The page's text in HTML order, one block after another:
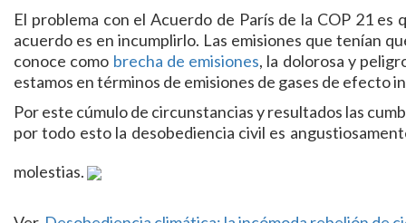
El problema con el Acuerdo de París de la COP 21
acuerdo es en incumplirlo. Las emisiones que tenían
conoce como brecha de emisiones, la dolorosa y
estamos en términos de emisiones de gases de efecto
Por este cúmulo de circunstancias y resultados las
por todo esto la desobediencia civil es
molestias.